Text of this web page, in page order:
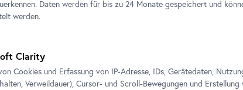
Daten werden für bis zu 24 Monate gespeichert und
werden.
Clarity
Cookies und Erfassung von IP-Adresse, IDs, Gerätedaten,
Verweildauer), Cursor- und Scroll-Bewegungen und